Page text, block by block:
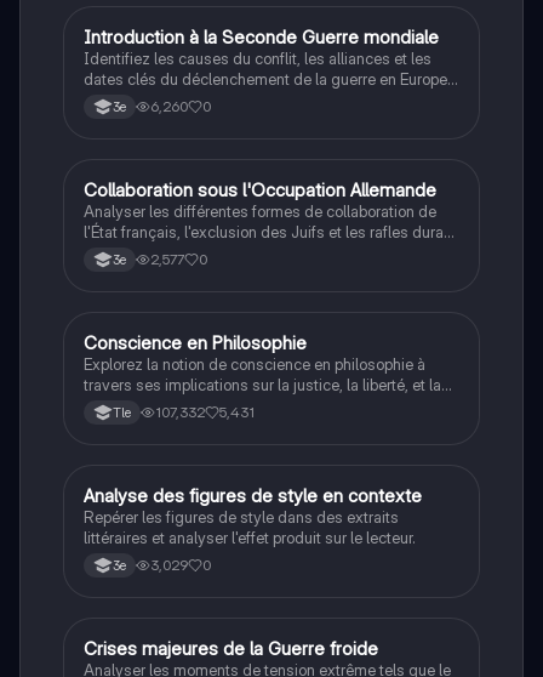
IHistoire
Introduction à la Seconde Guerre mondiale
Identifiez les causes du conflit, les alliances et les
dates clés du déclenchement de la guerre en Europe
et dans le Pacifique.
3e 6,260 0
CHistoire
Collaboration sous l'Occupation Allemande
Analyser les différentes formes de collaboration de
l'État français, l'exclusion des Juifs et les rafles durant
la Seconde Guerre mondiale.
3e 2,577 0
Philosophie
Conscience en Philosophie
Explorez la notion de conscience en philosophie à
travers ses implications sur la justice, la liberté, et la
connaissance. Cette fiche de révision aborde les
débats philosophiques sur la conscience, le cogito, et
étudiants en philosophie cherchant à approfondir leur
compréhension des enjeux éthiques et existentiels.
Tle 107,332 5,431
AFrançais
Analyse des figures de style en contexte
Repérer les figures de style dans des extraits
littéraires et analyser l'effet produit sur le lecteur.
3e 3,029 0
CHistoire
Crises majeures de la Guerre froide
Analyser les moments de tension extrême tels que le